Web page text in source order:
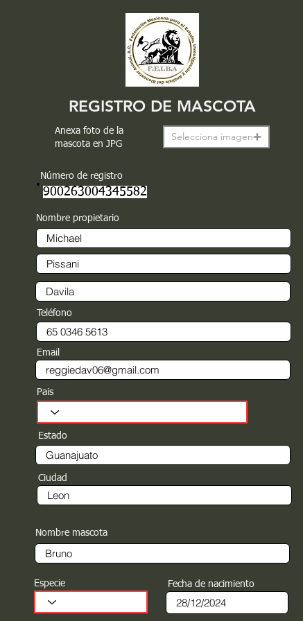
REGISTRO DE MASCOTA
Selecciona imagen
Anexa foto de la
mascota en JPG
Número de registro
900263004345582
Nombre propietario
Teléfono
Email
Pais
Estado
Ciudad
Nombre mascota
Especie Fecha de nacimiento